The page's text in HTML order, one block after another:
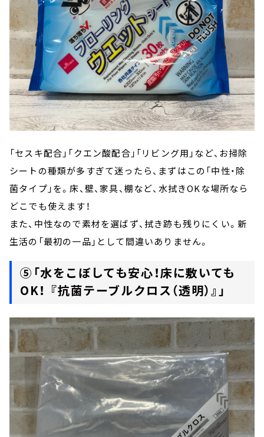
「セスキ配合」「クエン酸配合」「リビング用」など、お掃除
シートの種類が多すぎて迷ったら、まずはこの「中性・除
菌タイプ」を。床、壁、家具、棚など、水拭きOKな場所なら
どこでも使えます！
また、中性なので素材を選ばず、拭き跡も残りにくい。新
生活の「最初の一品」として間違いありません。
⑤「水をこぼしても安心！床に敷いても
OK！ 『抗菌テーブルクロス（透明）』」